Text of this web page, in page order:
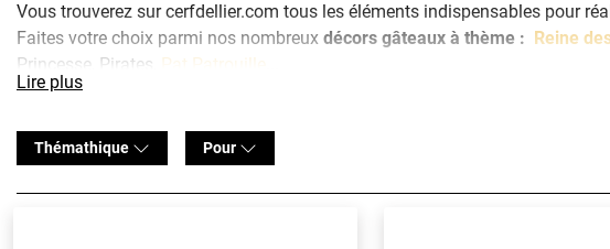
Vous trouverez sur cerfdellier.com tous les éléments indispensables pour
Faites votre choix parmi nos nombreux décors gâteaux à thème : Reine
Princesse, Pirates, Pat Patrouille
moments inoubliables avec une
comestibles, de bougies...
Lire plus
Thémathique Pour